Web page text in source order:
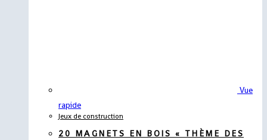
Vue
rapide
Jeux de construction
20 MAGNETS EN BOIS « THÈME DES